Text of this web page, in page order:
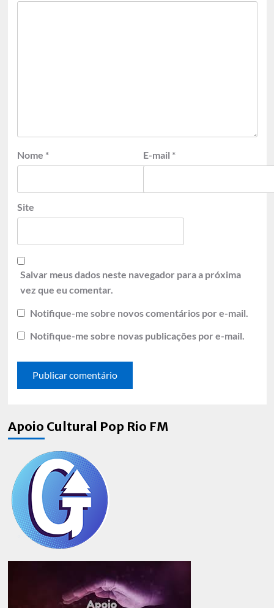
Nome * E-mail *
Site
Salvar meus dados neste navegador para a próxima
vez que eu comentar.
Notifique-me sobre novos comentários por e-mail.
Notifique-me sobre novas publicações por e-mail.
Apoio Cultural Pop Rio FM